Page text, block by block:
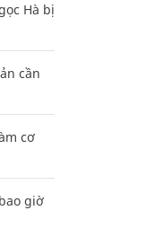
Hà bị
cần
cơ
giờ